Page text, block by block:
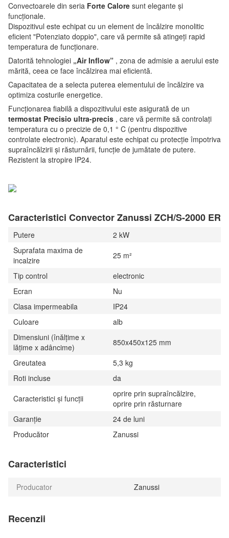
Convectoarele din seria Forte Calore sunt elegante și
funcționale.
Dispozitivul este echipat cu un element de încălzire monolitic
eficient "Potenziato doppio", care vă permite să atingeți rapid
temperatura de funcționare.
Datorită tehnologiei „Air Inflow” , zona de admisie a aerului este
mărită, ceea ce face încălzirea mai eficientă.
Capacitatea de a selecta puterea elementului de încălzire va
optimiza costurile energetice.
Funcționarea fiabilă a dispozitivului este asigurată de un
termostat Precisio ultra-precis , care vă permite să controlați
temperatura cu o precizie de 0,1 ° C (pentru dispozitive
controlate electronic). Aparatul este echipat cu protecție împotriva
supraîncălzirii și răsturnării, funcție de jumătate de putere.
Rezistent la stropire IP24.
Caracteristici Convector Zanussi ZCH/S-2000 ER
Putere
2 kW
Suprafata maxima de
incalzire
25 m²
Tip control
electronic
Ecran
Nu
Clasa impermeabila
IP24
Culoare
alb
Dimensiuni (înălțime x
lățime x adâncime)
850x450x125 mm
Greutatea
5,3 kg
Roti incluse
da
Caracteristici și funcții
oprire prin supraîncălzire,
oprire prin răsturnare
Garanție
24 de luni
Producător
Zanussi
Caracteristici
Producator Zanussi
Recenzii